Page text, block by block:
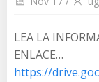
LEA LA
ENLACE…
https://